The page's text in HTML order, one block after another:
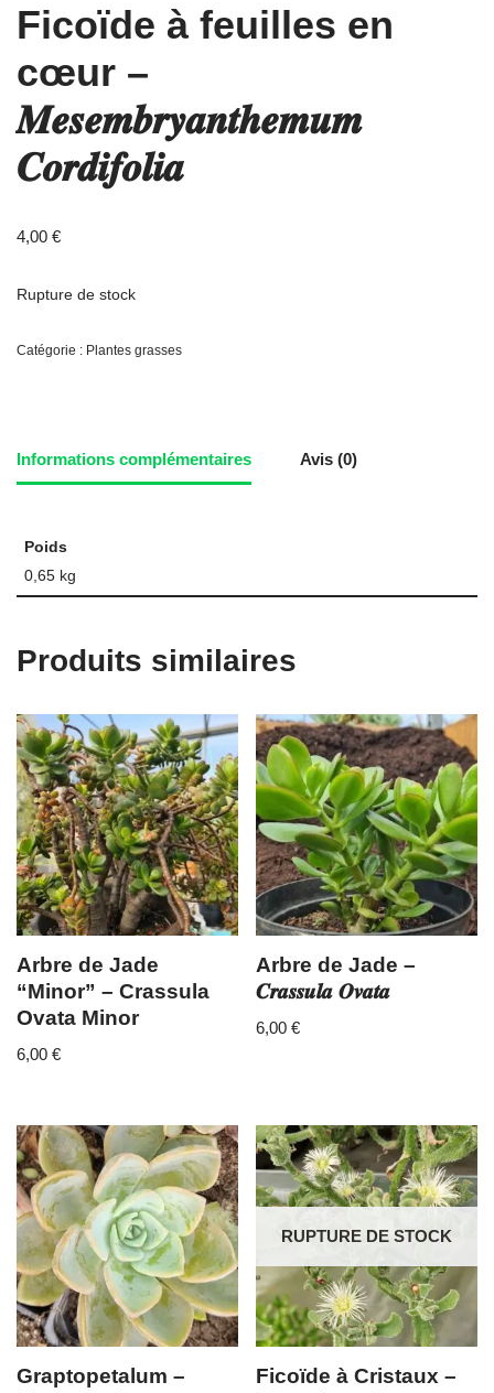
Ficoïde à feuilles en
cœur –
𝑴𝒆𝒔𝒆𝒎𝒃𝒓𝒚𝒂𝒏𝒕𝒉𝒆𝒎𝒖𝒎
𝑪𝒐𝒓𝒅𝒊𝒇𝒐𝒍𝒊𝒂
4,00 €
Rupture de stock
Catégorie : Plantes grasses
Informations complémentaires Avis (0)
Poids
0,65 kg
Produits similaires
Arbre de Jade
“Minor” – Crassula
Ovata Minor
6,00 €
Arbre de Jade –
𝑪𝒓𝒂𝒔𝒔𝒖𝒍𝒂 𝑶𝒗𝒂𝒕𝒂
6,00€
Graptopetalum –
RUPTURE DE STOCK
Ficoïde à Cristaux –